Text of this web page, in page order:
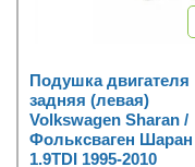
Подушка двигателя
задняя (левая)
Volkswagen Sharan /
Фольксваген Шаран
1.9TDI 1995-2010